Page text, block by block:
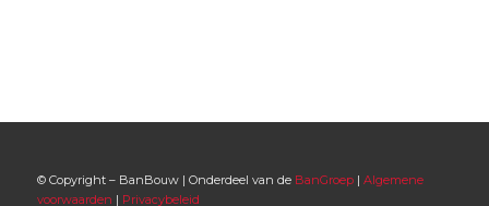
© Copyright – BanBouw | Onderdeel van de BanGroep| Algemene
voorwaarden | Privacybeleid